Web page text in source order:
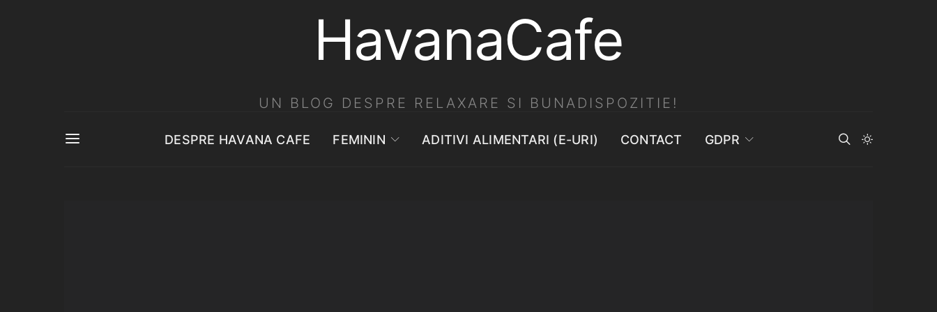
HavanaCafe
UN BLOG DESPRE RELAXARE SI BUNADISPOZITIE!
DESPRE HAVANA CAFE FEMININ ADITIVI ALIMENTARI (E-URI) CONTACT GDPR